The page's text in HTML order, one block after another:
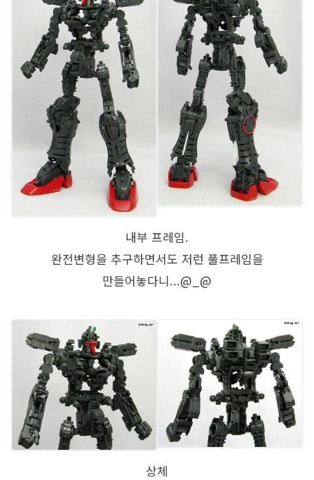
내부 프레임.
완전변형을 추구하면서도 저런 풀프레임을
만들어놓다니...@_@
상체